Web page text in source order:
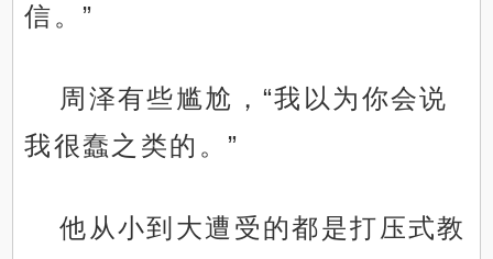
信。”
周泽有些尴尬，“我以为你会说
我很蠢之类的。”
他从小到大遭受的都是打压式教